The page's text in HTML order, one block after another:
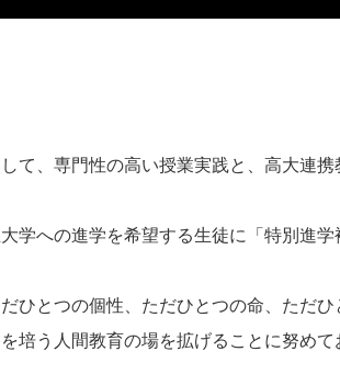
て、専門性の高い授業実践と、高大連
学への進学を希望する生徒に「特別進
ひとつの個性、ただひとつの命、ただ
培う人間教育の場を拡げることに努めて